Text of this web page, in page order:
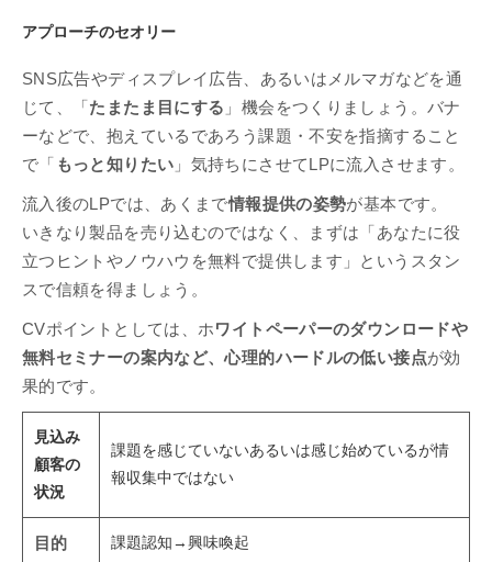
アプローチのセオリー
SNS広告やディスプレイ広告、あるいはメルマガなどを通
じて、「たまたま目にする 」機会をつくりましょう。バナ
ーなどで、抱えているであろう課題・不安を指摘すること
で「 もっと知りたい 」気持ちにさせてLPに流入させます。
流入後のLPでは、あくまで情報提供の姿勢が基本です。
いきなり製品を売り込むのではなく、まずは「あなたに役
立つヒントやノウハウを無料で提供します」というスタン
スで信頼を得ましょう。
CVポイントとしては、ホワイトペーパーのダウンロードや
無料セミナーの案内など、心理的ハードルの低い接点が効
果的です。
見込み
顧客の
状況
課題を感じていないあるいは感じ始めているが情
報収集中ではない
目的 課題認知→興味喚起